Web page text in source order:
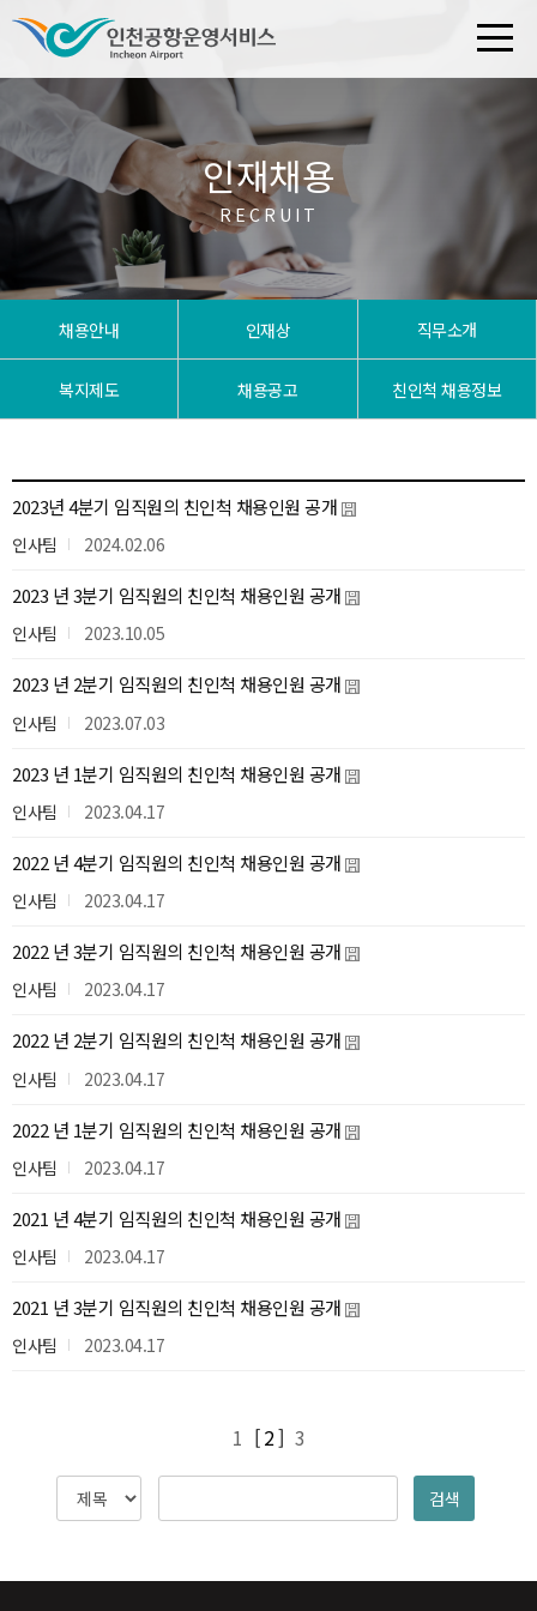
채용안내 인재상 직무소개
복지제도 채용공고 친인척 채용정보
인재채용
RECRUIT
2023년 4분기 임직원의 친인척 채용인원 공개
인사팀 2024.02.06
2023 년 3분기 임직원의 친인척 채용인원 공개
인사팀 2023.10.05
2023 년 2분기 임직원의 친인척 채용인원 공개
인사팀 2023.07.03
2023 년 1분기 임직원의 친인척 채용인원 공개
인사팀 2023.04.17
2022 년 4분기 임직원의 친인척 채용인원 공개
인사팀 2023.04.17
2022 년 3분기 임직원의 친인척 채용인원 공개
인사팀 2023.04.17
2022 년 2분기 임직원의 친인척 채용인원 공개
인사팀 2023.04.17
2022 년 1분기 임직원의 친인척 채용인원 공개
인사팀 2023.04.17
2021 년 4분기 임직원의 친인척 채용인원 공개
인사팀 2023.04.17
2021 년 3분기 임직원의 친인척 채용인원 공개
인사팀 2023.04.17
1 [ 2 ] 3
검색